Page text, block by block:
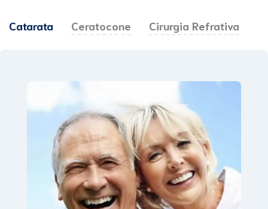
Catarata Ceratocone Cirurgia Refrativa